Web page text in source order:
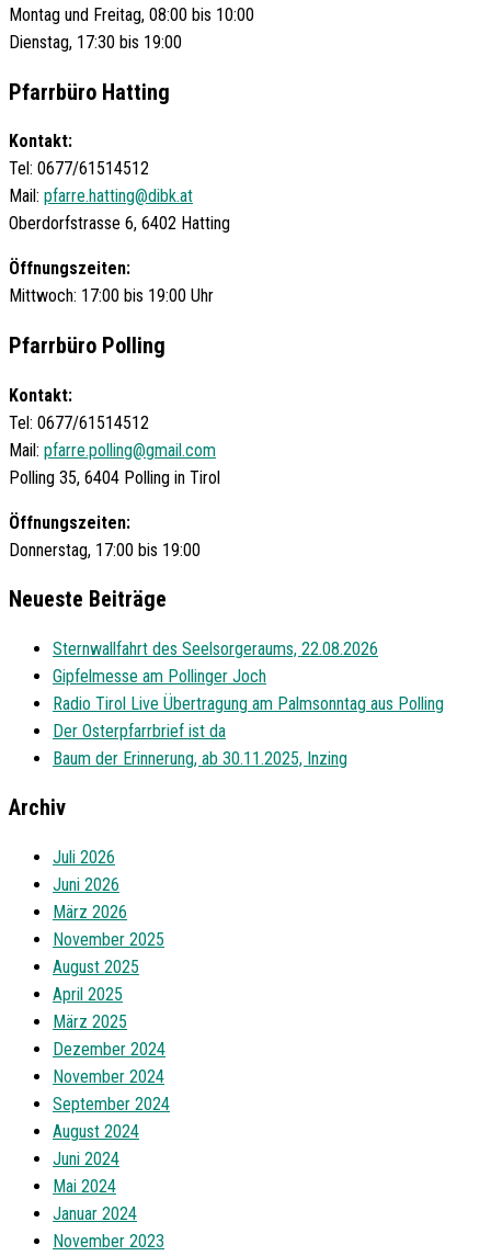
Montag und Freitag, 08:00 bis 10:00
Dienstag, 17:30 bis 19:00
Pfarrbüro Hatting
Kontakt:
Tel: 0677/61514512
Mail: pfarre.hatting@dibk.at
Oberdorfstrasse 6, 6402 Hatting
Öffnungszeiten:
Mittwoch: 17:00 bis 19:00 Uhr
Pfarrbüro Polling
Kontakt:
Tel: 0677/61514512
Mail: pfarre.polling@gmail.com
Polling 35, 6404 Polling in Tirol
Öffnungszeiten:
Donnerstag, 17:00 bis 19:00
Neueste Beiträge
Sternwallfahrt des Seelsorgeraums, 22.08.2026
Gipfelmesse am Pollinger Joch
Radio Tirol Live Übertragung am Palmsonntag aus Polling
Der Osterpfarrbrief ist da
Baum der Erinnerung, ab 30.11.2025, Inzing
Archiv
Juli 2026
Juni 2026
März 2026
November 2025
August 2025
April 2025
März 2025
Dezember 2024
November 2024
September 2024
August 2024
Juni 2024
Mai 2024
Januar 2024
November 2023